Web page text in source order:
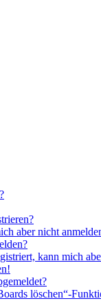
aber nicht
kann mich
löschen“-